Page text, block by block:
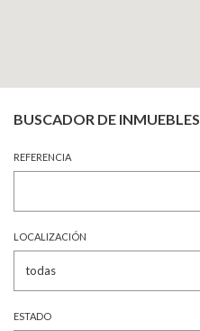
BUSCADOR DE INMUEBLES
REFERENCIA
LOCALIZACIÓN
ESTADO